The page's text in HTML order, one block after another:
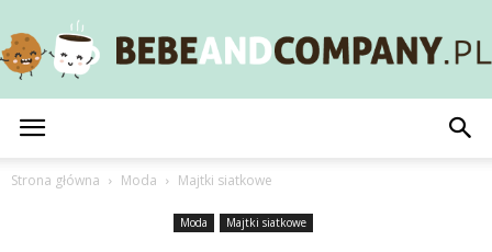
Strona główna Moda Majtki siatkowe
Moda Majtki siatkowe